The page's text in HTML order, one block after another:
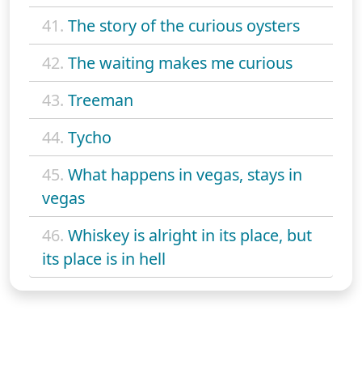
41. The story of the curious oysters
42. The waiting makes me curious
43. Treeman
44. Tycho
45. What happens in vegas, stays in
vegas
46. Whiskey is alright in its place, but
its place is in hell